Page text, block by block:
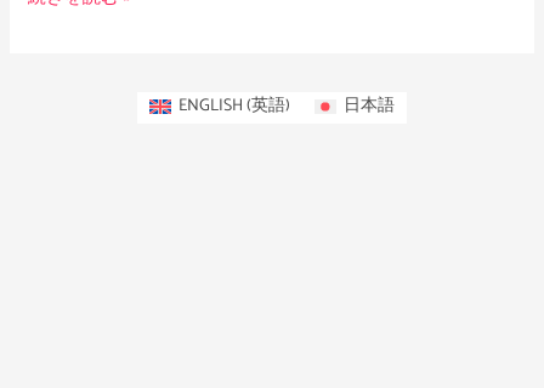
系
ENGLISH(英語) 日本語